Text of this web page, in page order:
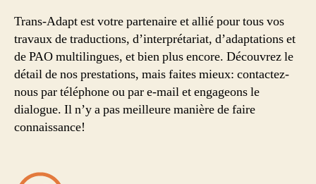
Trans-Adapt est votre partenaire et allié pour tous vos
travaux de traductions, d’interprétariat, d’adaptations et
de PAO multilingues, et bien plus encore. Découvrez le
détail de nos prestations, mais faites mieux: contactez-
nous par téléphone ou par e-mail et engageons le
dialogue. Il n’y a pas meilleure manière de faire
connaissance!